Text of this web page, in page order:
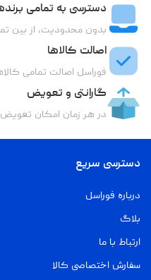
دسترسی به تمامی
بدون محدودیت، از بین
اصالت کالاها
فوراسل اصالت تمامی
گارانتی و تعویض
در هر زمان امکان
دسترسی سریع
درباره فوراسل
بلاگ
ارتباط با ما
سفارش اختصاصی کالا